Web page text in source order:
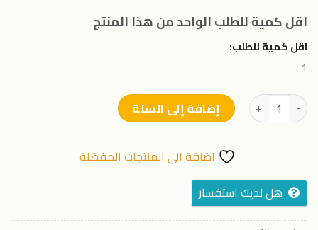
اقل كمية للطلب الواحد من هذا المنتج
اقل كمية للطلب:
1
كمية pota world 6-6-43 (25 كيلو ) إضافة إلى السلة
اضافة الى المنتجات المفضلة
هل لديك استفسار